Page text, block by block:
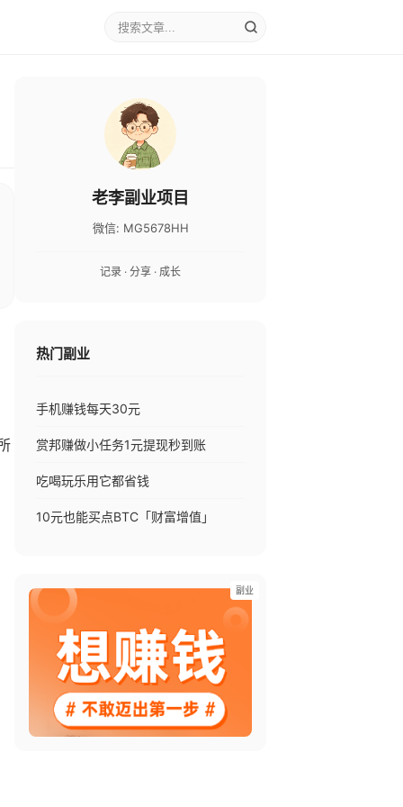
老李副业项目
微信: MG5678HH
记录 · 分享 · 成长
热门副业
手机赚钱每天30元
赏邦赚做小任务1元提现秒到账
吃喝玩乐用它都省钱
10元也能买点BTC「财富增值」
副业